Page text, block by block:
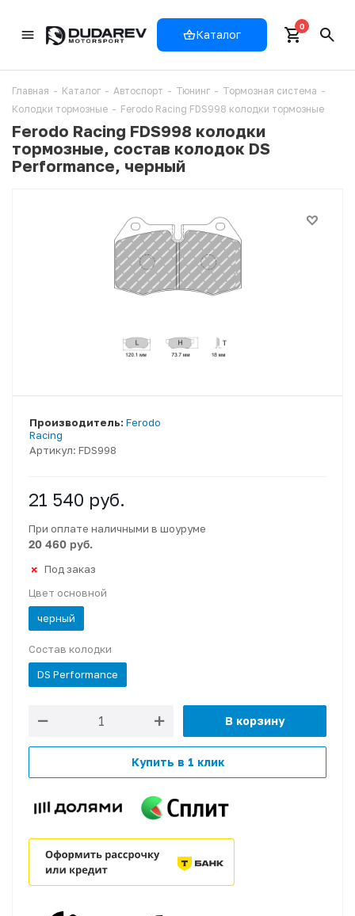
Каталог
0
Главная - Каталог - Автоспорт - Тюнинг - Тормозная система -
Колодки тормозные - Ferodo Racing FDS998 колодки тормозные
Ferodo Racing FDS998 колодки
тормозные, состав колодок DS
Performance, черный
Артикул: FDS998
Производитель: Ferodo
Racing
21 540 руб.
При оплате наличными в шоуруме
20 460 руб.
Под заказ
Цвет основной
черный
Состав колодки
DS Performance
В корзину
Купить в 1 клик